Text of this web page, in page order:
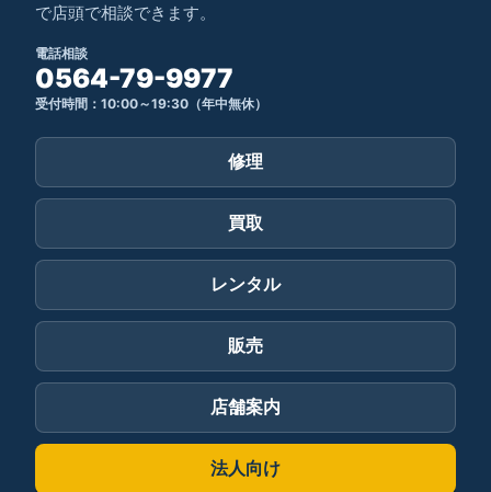
で店頭で相談できます。
電話相談
0564-79-9977
受付時間：10:00～19:30（年中無休）
修理
買取
レンタル
販売
店舗案内
法人向け